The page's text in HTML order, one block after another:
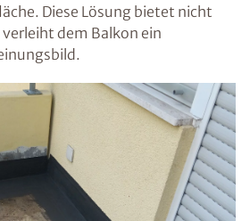
Diese Lösung bietet nicht
dem Balkon ein